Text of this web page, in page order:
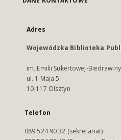
Adres
Wojewódzka Biblioteka
im. Emilii Sukertowej-Biedrawiny
ul. 1 Maja 5
10-117 Olsztyn
Telefon
089 524 90 32 (sekretariat)